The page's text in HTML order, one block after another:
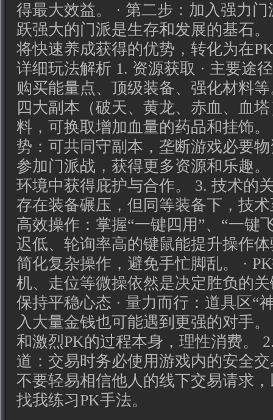
得最大效益。 · 第二步：加入强力
跃强大的门派是生存和发展的基石
将快速养成获得的优势，转化为在
详细玩法解析 1. 资源获取 · 主要途
购买能量点、顶级装备、强化材料
四大副本（破天、黄龙、赤血、血
料，可换取增加血量的药品和挂饰
势：可共同守副本，垄断游戏必要
参加门派战，获得更多资源和乐趣
环境中获得庇护与合作。 3. 技术的
存在装备碾压，但同等装备下，技
高效操作：掌握“一键四用”、“一键
迟低、轮询率高的键鼠能提升操作
简化复杂操作，避免手忙脚乱。 ·
机、走位等微操依然是决定胜负的
保持平稳心态 · 量力而行：道具区“
入大量金钱也可能遇到更强的对手
和激烈PK的过程本身，理性消费。
道：交易时务必使用游戏内的安全
不要轻易相信他人的线下交易请求
找我练习PK手法。